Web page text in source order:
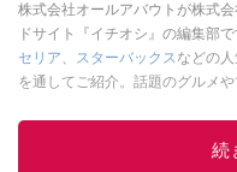
株式会社オールアバウトが株式
ドサイト『イチオシ』の編集部で
セリア、 スターバックスなどの
を通してご紹介。話題のグルメ
レビューしています。毎日トレ
してください
続